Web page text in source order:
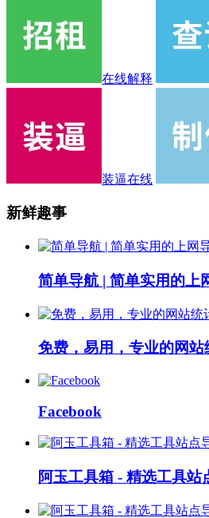
在线解释
装逼在线
新鲜趣事
简单导航 | 简单实用的上
免费，易用，专业的网
Facebook
阿玉工具箱 - 精选工具站